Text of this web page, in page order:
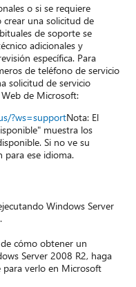
o si se requiere
crear una solicitud de
de soporte se
adicionales y
específica. Para
de teléfono de servicio
solicitud de servicio
de Microsoft:
?ws=supportNota: El
muestra los
Si no ve su
para ese idioma.
Windows Server
cómo obtener un
Server 2008 R2, haga
para verlo en Microsoft